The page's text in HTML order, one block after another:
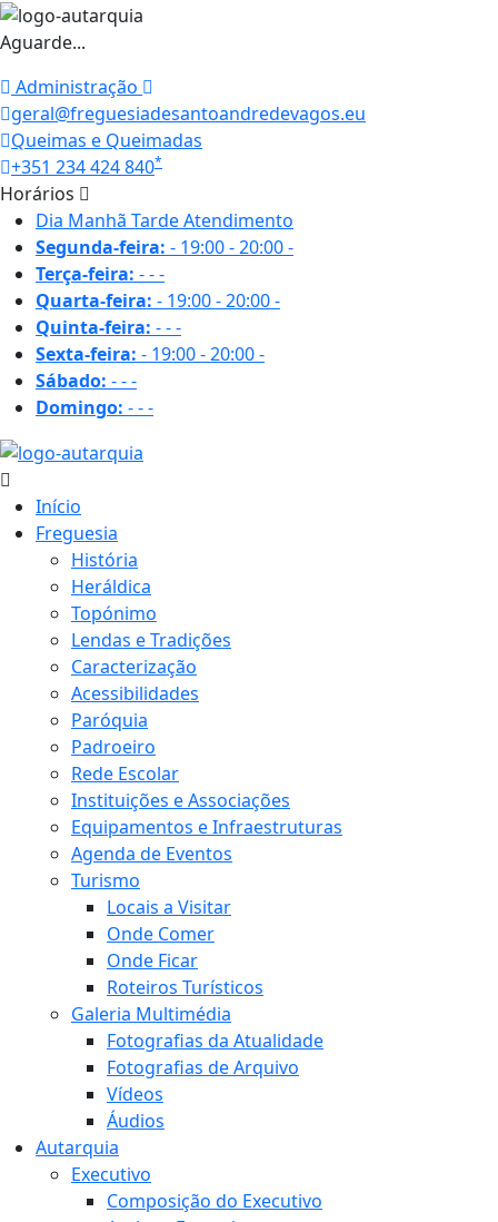
Aguarde...
Administração
geral@freguesiadesantoandredevagos.eu
Queimas e Queimadas
+351 234 424 840*
Horários
Dia Manhã TardeAtendimento
Segunda-feira: - 19:00 - 20:00-
Terça-feira: ---
Quarta-feira: - 19:00 - 20:00-
Quinta-feira: ---
Sexta-feira: - 19:00 - 20:00-
Sábado: ---
Domingo: ---
Início
Freguesia
História
Heráldica
Topónimo
Lendas e Tradições
Caracterização
Acessibilidades
Paróquia
Padroeiro
Rede Escolar
Instituições e Associações
Equipamentos e Infraestruturas
Agenda de Eventos
Turismo
Locais a Visitar
Onde Comer
Onde Ficar
Roteiros Turísticos
Galeria Multimédia
Fotografias da Atualidade
Fotografias de Arquivo
Vídeos
Áudios
Autarquia
Executivo
Composição do Executivo